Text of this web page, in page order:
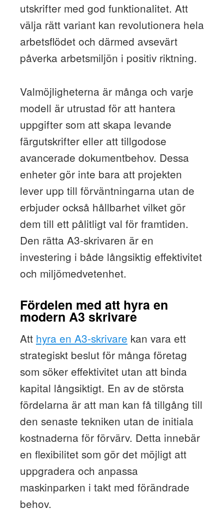
utskrifter med god funktionalitet. Att
välja rätt variant kan revolutionera hela
arbetsflödet och därmed avsevärt
påverka arbetsmiljön i positiv riktning.
Valmöjligheterna är många och varje
modell är utrustad för att hantera
uppgifter som att skapa levande
färgutskrifter eller att tillgodose
avancerade dokumentbehov. Dessa
enheter gör inte bara att projekten
lever upp till förväntningarna utan de
erbjuder också hållbarhet vilket gör
dem till ett pålitligt val för framtiden.
Den rätta A3-skrivaren är en
investering i både långsiktig effektivitet
och miljömedvetenhet.
Fördelen med att hyra en
modern A3 skrivare
Att hyra en A3-skrivare kan vara ett
strategiskt beslut för många företag
som söker effektivitet utan att binda
kapital långsiktigt. En av de största
fördelarna är att man kan få tillgång till
den senaste tekniken utan de initiala
kostnaderna för förvärv. Detta innebär
en flexibilitet som gör det möjligt att
uppgradera och anpassa
maskinparken i takt med förändrade
behov.